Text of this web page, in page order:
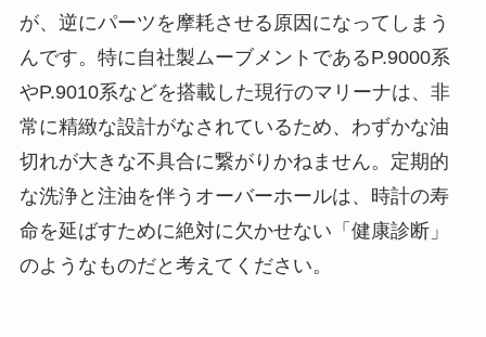
が、逆にパーツを摩耗させる原因になってしまう
んです。特に自社製ムーブメントであるP.9000系
やP.9010系などを搭載した現行のマリーナは、非
常に精緻な設計がなされているため、わずかな油
切れが大きな不具合に繋がりかねません。定期的
な洗浄と注油を伴うオーバーホールは、時計の寿
命を延ばすために絶対に欠かせない「健康診断」
のようなものだと考えてください。